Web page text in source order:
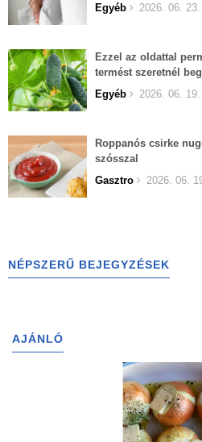
Egyéb 2026. 06. 23.
Ezzel az oldattal
termést szeretnél
Egyéb
2026. 06. 19.
Roppanós csirke
szósszal
Gasztro
2026. 06.
NÉPSZERŰ BEJEGYZÉSEK
AJÁNLÓ